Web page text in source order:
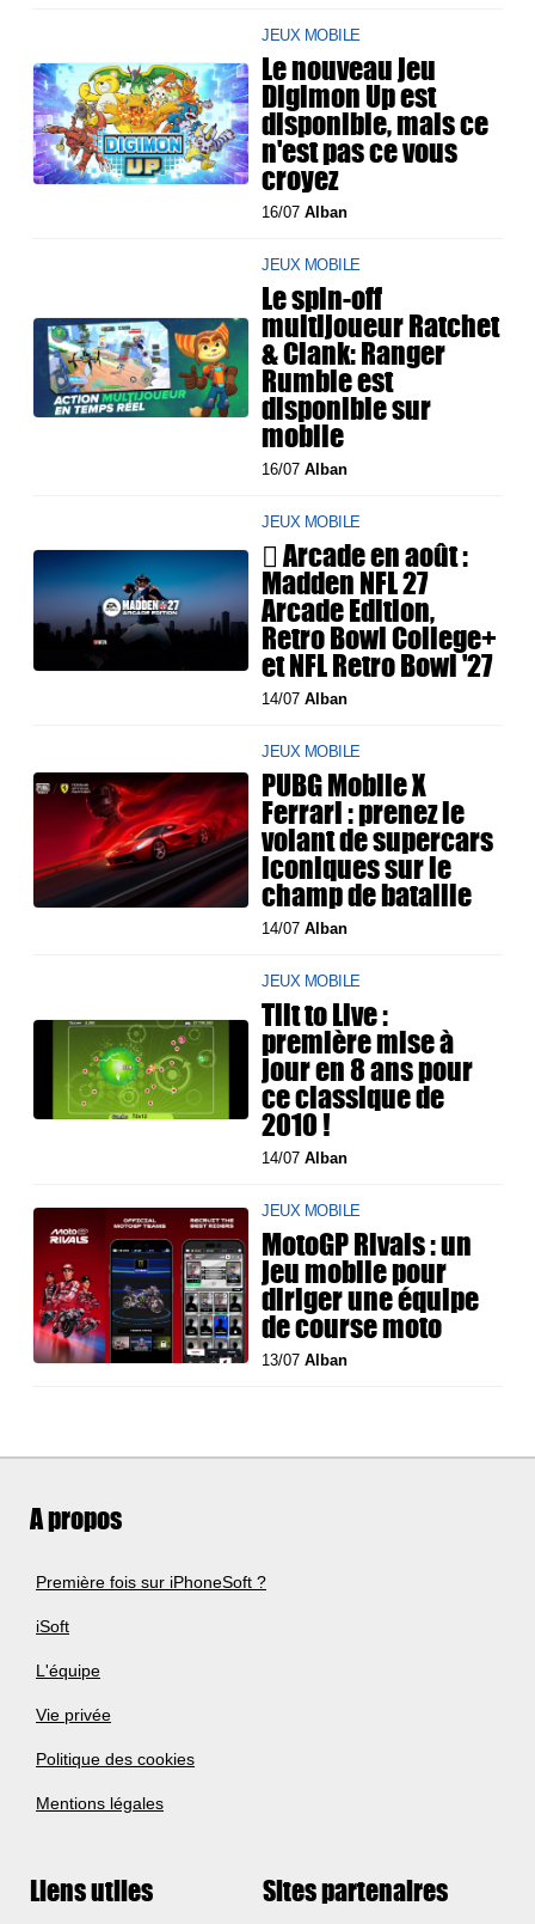
JEUX MOBILE
Le nouveau jeu
Digimon Up est
disponible, mais ce
n'est pas ce vous
croyez
16/07Alban
JEUX MOBILE
Le spin-off
multijoueur Ratchet
& Clank: Ranger
Rumble est
disponible sur
mobile
16/07Alban
JEUX MOBILE
 Arcade en août :
Madden NFL 27
Arcade Edition,
Retro Bowl College+
et NFL Retro Bowl '27
14/07Alban
JEUX MOBILE
PUBG Mobile X
Ferrari : prenez le
volant de supercars
iconiques sur le
champ de bataille
14/07Alban
JEUX MOBILE
Tilt to Live :
première mise à
jour en 8 ans pour
ce classique de
2010 !
14/07Alban
JEUX MOBILE
MotoGP Rivals : un
jeu mobile pour
diriger une équipe
de course moto
13/07Alban
A propos
Première fois sur iPhoneSoft ?
iSoft
L'équipe
Vie privée
Politique des cookies
Mentions légales
Liens utiles Sites partenaires